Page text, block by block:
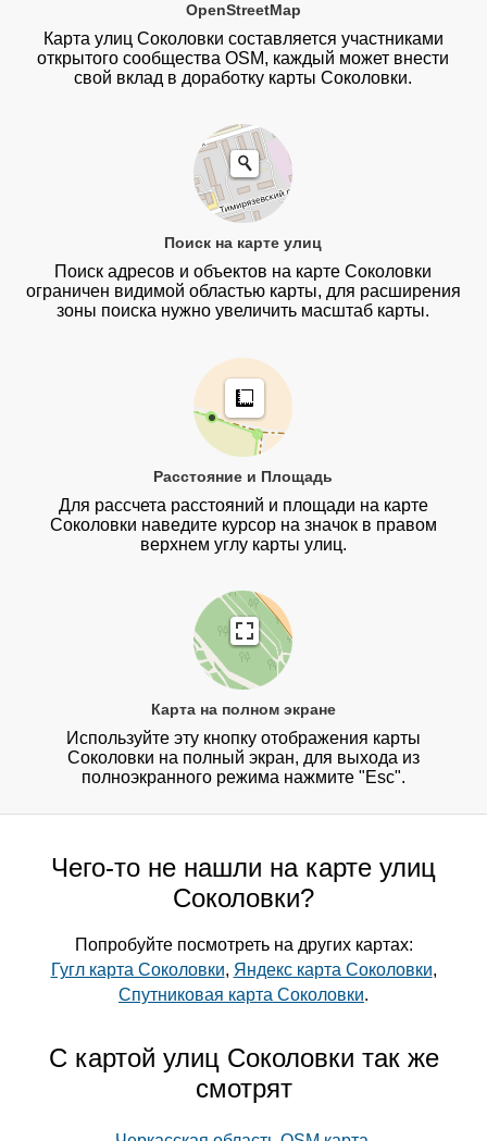
OpenStreetMap
Карта улиц Соколовки составляется участниками
открытого сообщества OSM, каждый может внести
свой вклад в доработку карты Соколовки.
Поиск на карте улиц
Поиск адресов и объектов на карте Соколовки
ограничен видимой областью карты, для расширения
зоны поиска нужно увеличить масштаб карты.
Расстояние и Площадь
Для рассчета расстояний и площади на карте
Соколовки наведите курсор на значок в правом
верхнем углу карты улиц.
Карта на полном экране
Используйте эту кнопку отображения карты
Соколовки на полный экран, для выхода из
полноэкранного режима нажмите "Esc".
Чего-то не нашли на карте улиц
Соколовки?
Попробуйте посмотреть на других картах:
Гугл карта Соколовки, Яндекс карта Соколовки,
Спутниковая карта Соколовки.
С картой улиц Соколовки так же
смотрят